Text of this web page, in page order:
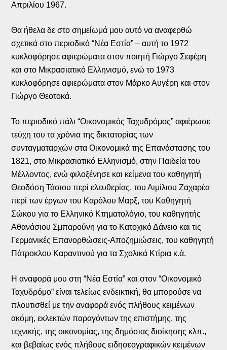
Απριλίου 1967.
Θα ήθελα δε στο σημείωμά μου αυτό να αναφερθώ
σχετικά στο περιοδικό “Νέα Εστία” – αυτή το 1972
κυκλοφόρησε αφιερώματα στον ποιητή Γιώργο Σεφέρη
και στο Μικρασιατικό Ελληνισμό, ενώ το 1973
κυκλοφόρησε αφιερώματα στον Μάρκο Αυγέρη και στον
Γιώργο Θεοτοκά.
Το περιοδικό πάλι “Οικονομικός Ταχυδρόμος” αφιέρωσε
τεύχη του τα χρόνια της δικτατορίας των
συνταγματαρχών στα Οικονομικά της Επανάστασης του
1821, στο Μικρασιατικό Ελληνισμό, στην Παιδεία του
Μέλλοντος, ενώ φιλοξένησε και κείμενα του καθηγητή
Θεοδόση Τάσιου περί ελευθερίας, του Αιμίλιου Ζαχαρέα
περί των έργων του Καρόλου Μαρξ, του Καθηγητή
Σώκου για το Ελληνικό Κτηματολόγιο, του καθηγητής
Αθανάσιου Σμπαρούνη για το Κατοχικό Δάνειο και τις
Γερμανικές Επανορθώσεις-Αποζημιώσεις, του καθηγητή
Πάτροκλου Καραντινού για τα Σχολικά Κτίρια κ.ά.
Η αναφορά μου στη “Νέα Εστία” και στον “Οικονομικό
Ταχυδρόμο” είναι τελείως ενδεικτική, θα μπορούσε να
πλουτισθεί με την αναφορά ενός πλήθους κειμένων
ακόμη, εκλεκτών παραγόντων της επιστήμης, της
τεχνικής, της οικονομίας, της δημόσιας διοίκησης κλπ.,
και βεβαίως ενός πλήθους ειδησεογραφικών κειμένων